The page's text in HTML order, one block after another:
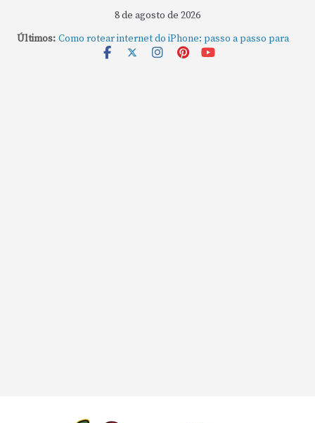
8 de agosto de 2026
Últimos:
Como gravar tela do MacBook: passo a passo simples
Como rotear internet do iPhone: passo a passo para
compartilhar a conexão